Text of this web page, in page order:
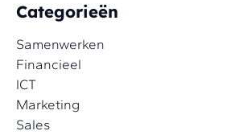
Categorieën
Samenwerken
Financieel
ICT
Marketing
Sales